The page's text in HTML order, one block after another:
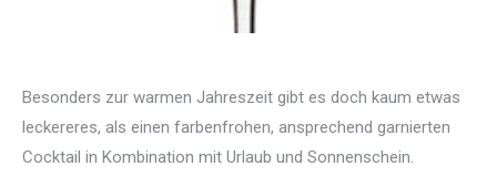
Besonders zur warmen Jahreszeit gibt es doch kaum etwas
leckereres, als einen farbenfrohen, ansprechend garnierten
Cocktail in Kombination mit Urlaub und Sonnenschein.